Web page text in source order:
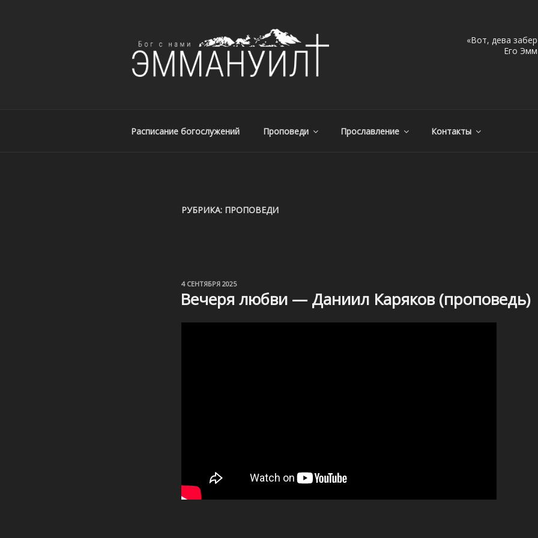
«Вот, дева
Его
Расписание богослужений Проповеди Прославление Контакты
РУБРИКА: ПРОПОВЕДИ
ОПУБЛИКОВАНО
4 СЕНТЯБРЯ 2025
Вечеря любви — Даниил Каряков (проповедь)